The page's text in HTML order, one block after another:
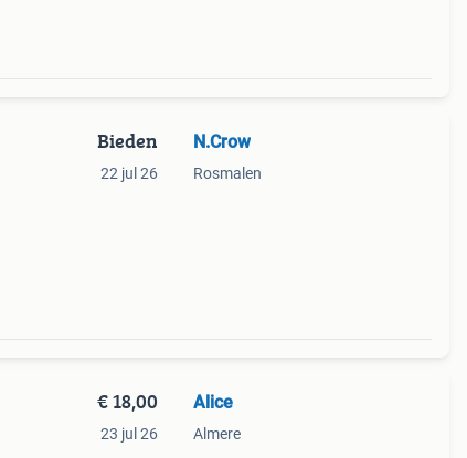
Bieden
22 jul 26
N.Crow
Rosmalen
€ 18,00
23 jul 26
Alice
Almere